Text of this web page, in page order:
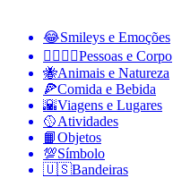
😂Smileys e Emoções
👩‍❤️‍💋‍👨Pessoas e Corpo
🐝Animais e Natureza
🍕Comida e Bebida
🌇Viagens e Lugares
🥎Atividades
📙Objetos
💯Símbolo
🇺🇸Bandeiras